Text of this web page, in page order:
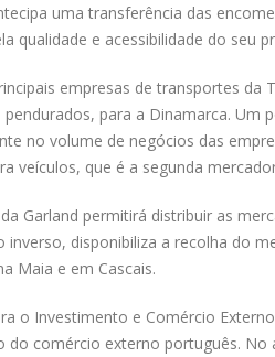
uma transferência das
qualidade e acessibilidade do seu
empresas de transportes
pendurados, para a Dinamarca.
no volume de negócios das
veículos, que é a segunda
Garland permitirá distribuir as
inverso, disponibiliza a recolha do
Maia e em Cascais.
o Investimento e Comércio
do comércio externo português.